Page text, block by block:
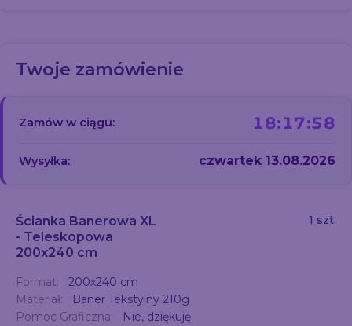
Twoje zamówienie
Zamów w ciągu: 18:17:57
Wysyłka: czwartek 13.08.2026
Ścianka Banerowa XL
- Teleskopowa
200x240 cm
1 szt.
Format:
200x240 cm
Materiał:
Baner Tekstylny 210g
Pomoc Graficzna:
Nie, dziękuję